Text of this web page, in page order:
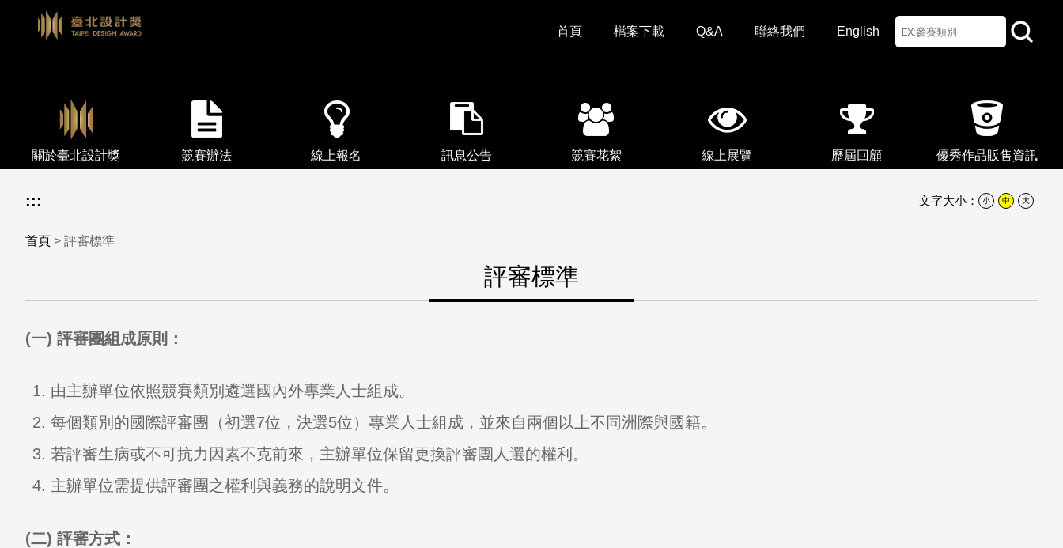
首頁 檔案下載 Q&A 聯絡我們 English
關於臺北設計獎 競賽辦法 線上報名 訊息公告 競賽花絮 線上展覽 歷屆回顧 優秀作品販售資訊
::: 文字大小： 小 中 大
首頁 > 評審標準
評審標準
(一) 評審團組成原則：
由主辦單位依照競賽類別遴選國內外專業人士組成。
每個類別的國際評審團（初選7位，決選5位）專業人士組成，並來自兩個以上不同洲際與國籍。
若評審生病或不可抗力因素不克前來，主辦單位保留更換評審團人選的權利。
主辦單位需提供評審團之權利與義務的說明文件。
(二) 評審方式：